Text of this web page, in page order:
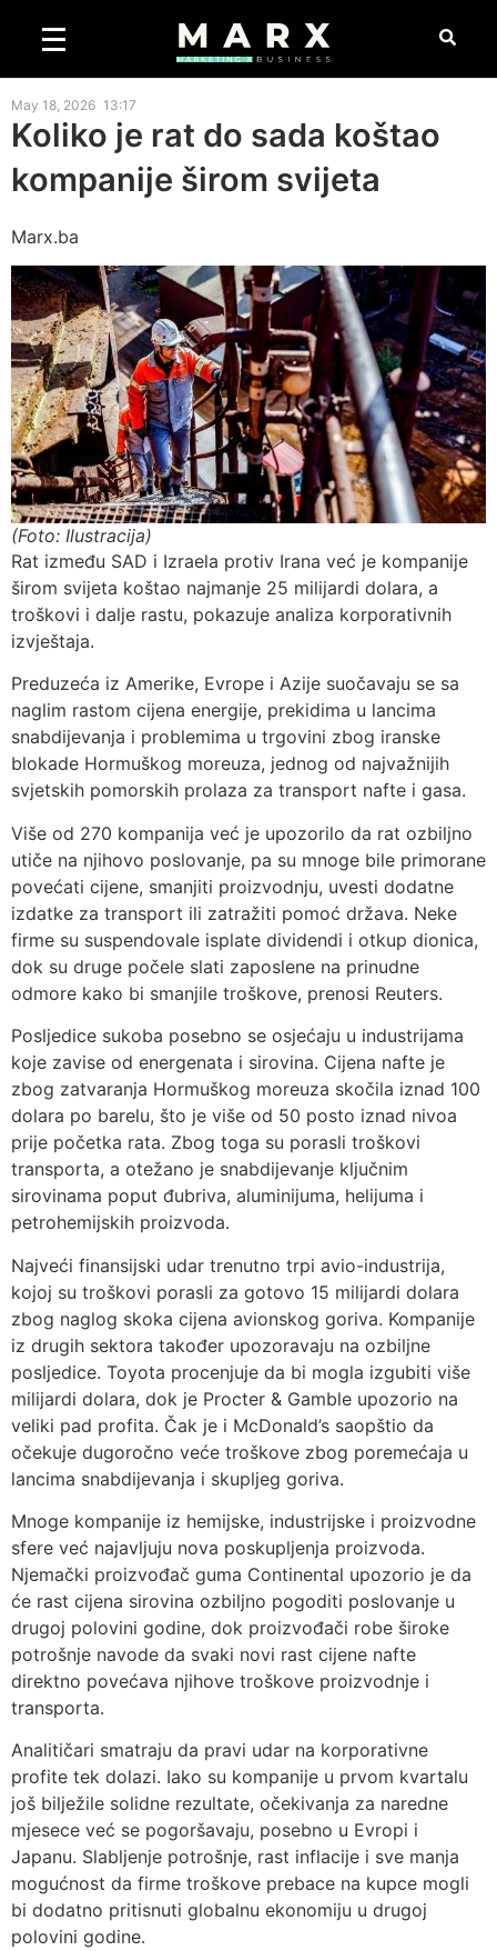
May 18, 2026 13:17
Koliko je rat do sada koštao
kompanije širom svijeta
Marx.ba
(Foto: Ilustracija)
Rat između SAD i Izraela protiv Irana već je kompanije
širom svijeta koštao najmanje 25 milijardi dolara, a
troškovi i dalje rastu, pokazuje analiza korporativnih
izvještaja.
Preduzeća iz Amerike, Evrope i Azije suočavaju se sa
naglim rastom cijena energije, prekidima u lancima
snabdijevanja i problemima u trgovini zbog iranske
blokade Hormuškog moreuza, jednog od najvažnijih
svjetskih pomorskih prolaza za transport nafte i gasa.
Više od 270 kompanija već je upozorilo da rat ozbiljno
utiče na njihovo poslovanje, pa su mnoge bile primorane
povećati cijene, smanjiti proizvodnju, uvesti dodatne
izdatke za transport ili zatražiti pomoć država. Neke
firme su suspendovale isplate dividendi i otkup dionica,
dok su druge počele slati zaposlene na prinudne
odmore kako bi smanjile troškove, prenosi Reuters.
Posljedice sukoba posebno se osjećaju u industrijama
koje zavise od energenata i sirovina. Cijena nafte je
zbog zatvaranja Hormuškog moreuza skočila iznad 100
dolara po barelu, što je više od 50 posto iznad nivoa
prije početka rata. Zbog toga su porasli troškovi
transporta, a otežano je snabdijevanje ključnim
sirovinama poput đubriva, aluminijuma, helijuma i
petrohemijskih proizvoda.
Najveći finansijski udar trenutno trpi avio-industrija,
kojoj su troškovi porasli za gotovo 15 milijardi dolara
zbog naglog skoka cijena avionskog goriva. Kompanije
iz drugih sektora također upozoravaju na ozbiljne
posljedice. Toyota procenjuje da bi mogla izgubiti više
milijardi dolara, dok je Procter & Gamble upozorio na
veliki pad profita. Čak je i McDonald’s saopštio da
očekuje dugoročno veće troškove zbog poremećaja u
lancima snabdijevanja i skupljeg goriva.
Mnoge kompanije iz hemijske, industrijske i proizvodne
sfere već najavljuju nova poskupljenja proizvoda.
Njemački proizvođač guma Continental upozorio je da
će rast cijena sirovina ozbiljno pogoditi poslovanje u
drugoj polovini godine, dok proizvođači robe široke
potrošnje navode da svaki novi rast cijene nafte
direktno povećava njihove troškove proizvodnje i
transporta.
Analitičari smatraju da pravi udar na korporativne
profite tek dolazi. Iako su kompanije u prvom kvartalu
još bilježile solidne rezultate, očekivanja za naredne
mjesece već se pogoršavaju, posebno u Evropi i
Japanu. Slabljenje potrošnje, rast inflacije i sve manja
mogućnost da firme troškove prebace na kupce mogli
bi dodatno pritisnuti globalnu ekonomiju u drugoj
polovini godine.